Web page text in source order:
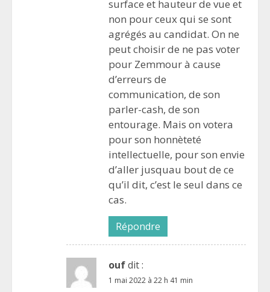
surface et hauteur de vue et
non pour ceux qui se sont
agrégés au candidat. On ne
peut choisir de ne pas voter
pour Zemmour à cause
d’erreurs de
communication, de son
parler-cash, de son
entourage. Mais on votera
pour son honnèteté
intellectuelle, pour son envie
d’aller jusquau bout de ce
qu’il dit, c’est le seul dans ce
cas.
Répondre
oufdit :
1 mai 2022 à 22 h 41 min